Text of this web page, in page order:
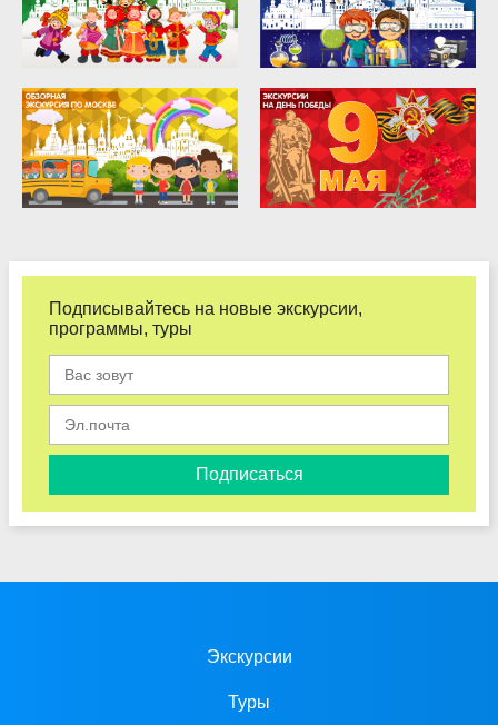
Подписывайтесь на новые экскурсии,
программы, туры
Подписаться
Экскурсии
Туры